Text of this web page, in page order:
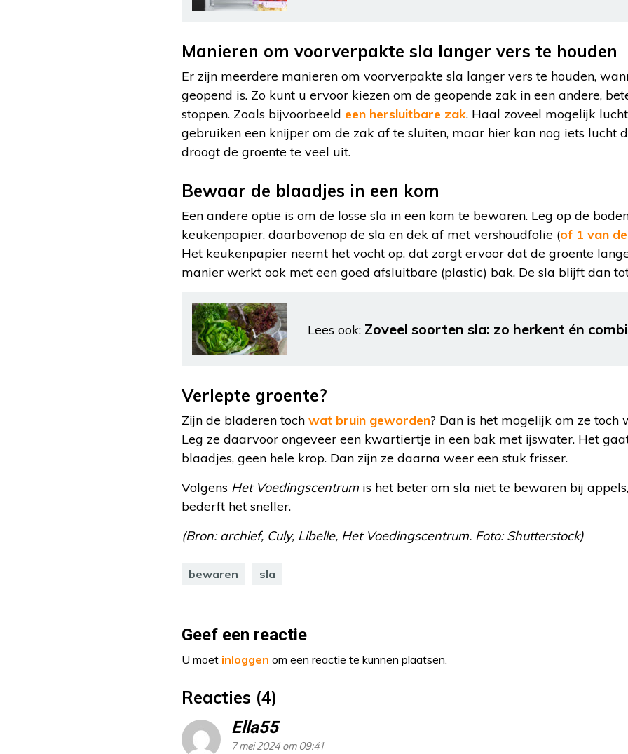
Manieren om voorverpakte sla langer vers te houden
Er zijn meerdere manieren om voorverpakte sla langer vers te houden,
geopend is. Zo kunt u ervoor kiezen om de geopende zak in een andere,
stoppen. Zoals bijvoorbeeld een hersluitbare zak. Haal zoveel mogelijk
gebruiken een knijper om de zak af te sluiten, maar hier kan nog iets lucht
droogt de groente te veel uit.
Bewaar de blaadjes in een kom
Een andere optie is om de losse sla in een kom te bewaren. Leg op de
keukenpapier, daarbovenop de sla en dek af met vershoudfolie (of 1 van
Het keukenpapier neemt het vocht op, dat zorgt ervoor dat de groente
manier werkt ook met een goed afsluitbare (plastic) bak. De sla blijft dan
Lees ook: Zoveel soorten sla: zo herkent én
Verlepte groente?
Zijn de bladeren toch wat bruin geworden? Dan is het mogelijk om ze toch
Leg ze daarvoor ongeveer een kwartiertje in een bak met ijswater. Het
blaadjes, geen hele krop. Dan zijn ze daarna weer een stuk frisser.
Volgens Het Voedingscentrum is het beter om sla niet te bewaren bij
bederft het sneller.
(Bron: archief, Culy, Libelle, Het Voedingscentrum. Foto: Shutterstock)
bewaren sla
Geef een reactie
U moet inloggen om een reactie te kunnen plaatsen.
Reacties (4)
Ella55
7 mei 2024 om 09:41